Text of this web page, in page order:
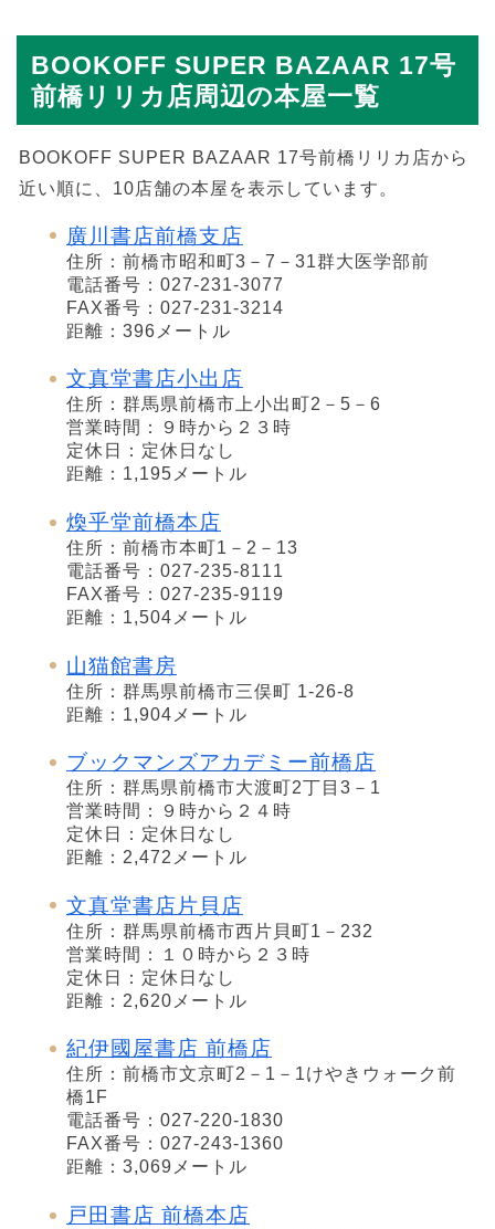
BOOKOFF SUPER BAZAAR 17号
前橋リリカ店周辺の本屋一覧
BOOKOFF SUPER BAZAAR 17号前橋リリカ店から
近い順に、10店舗の本屋を表示しています。
廣川書店前橋支店
住所：前橋市昭和町3－7－31群大医学部前
電話番号：027-231-3077
FAX番号：027-231-3214
距離：396メートル
文真堂書店小出店
住所：群馬県前橋市上小出町2－5－6
営業時間：９時から２３時
定休日：定休日なし
距離：1,195メートル
煥乎堂前橋本店
住所：前橋市本町1－2－13
電話番号：027-235-8111
FAX番号：027-235-9119
距離：1,504メートル
山猫館書房
住所：群馬県前橋市三俣町 1-26-8
距離：1,904メートル
ブックマンズアカデミー前橋店
住所：群馬県前橋市大渡町2丁目3－1
営業時間：９時から２４時
定休日：定休日なし
距離：2,472メートル
文真堂書店片貝店
住所：群馬県前橋市西片貝町1－232
営業時間：１０時から２３時
定休日：定休日なし
距離：2,620メートル
紀伊國屋書店 前橋店
住所：前橋市文京町2－1－1けやきウォーク前
橋1F
電話番号：027-220-1830
FAX番号：027-243-1360
距離：3,069メートル
戸田書店 前橋本店